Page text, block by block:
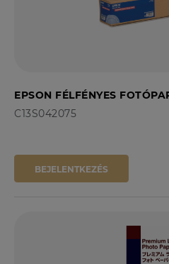
EPSON FÉLFÉNYES
C13S042075
BEJELENTKEZÉS